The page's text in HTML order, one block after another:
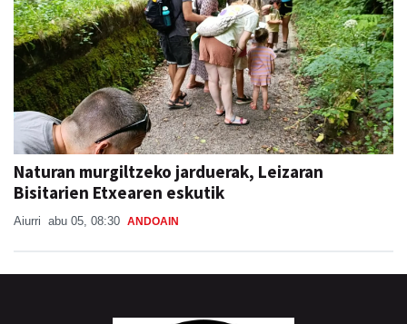
Naturan murgiltzeko jarduerak, Leizaran
Bisitarien Etxearen eskutik
Aiurri abu 05, 08:30 ANDOAIN